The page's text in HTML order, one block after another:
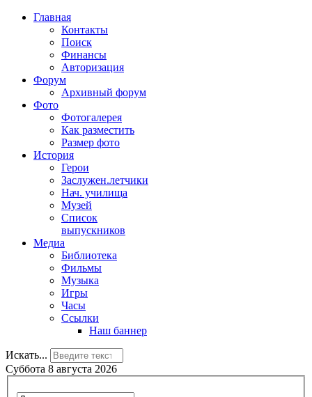
Главная
Контакты
Поиск
Финансы
Авторизация
Форум
Архивный форум
Фото
Фотогалерея
Как разместить
Размер фото
История
Герои
Заслужен.летчики
Нач. училища
Музей
Список
выпускников
Медиа
Библиотека
Фильмы
Музыка
Игры
Часы
Ссылки
Наш баннер
Искать...
Суббота 8 августа 2026